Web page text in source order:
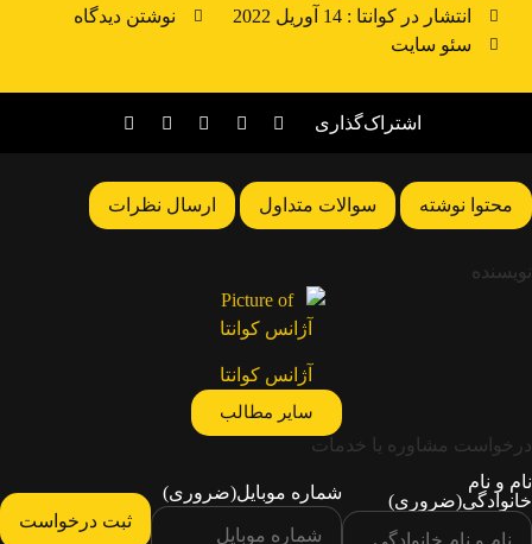
انتشار در کوانتا : 14 آوریل 2022
نوشتن دیدگاه
سئو سایت
اشتراک‌گذاری
محتوا نوشته سوالات متداول ارسال نظرات
نویسنده
آژانس کوانتا
سایر مطالب
درخواست مشاوره یا خدمات
نام و نام
خانوادگی(ضروری) شماره موبایل(ضروری)